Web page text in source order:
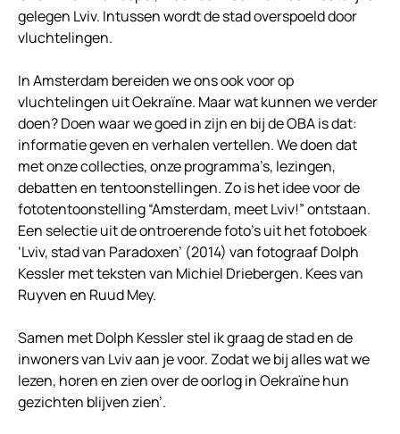
gelegen Lviv. Intussen wordt de stad overspoeld door
vluchtelingen.
In Amsterdam bereiden we ons ook voor op
vluchtelingen uit Oekraïne. Maar wat kunnen we verder
doen? Doen waar we goed in zijn en bij de OBA is dat:
informatie geven en verhalen vertellen. We doen dat
met onze collecties, onze programma’s, lezingen,
debatten en tentoonstellingen. Zo is het idee voor de
fototentoonstelling “Amsterdam, meet Lviv!” ontstaan.
Een selectie uit de ontroerende foto’s uit het fotoboek
‘Lviv, stad van Paradoxen’ (2014) van fotograaf Dolph
Kessler met teksten van Michiel Driebergen. Kees van
Ruyven en Ruud Mey.
Samen met Dolph Kessler stel ik graag de stad en de
inwoners van Lviv aan je voor. Zodat we bij alles wat we
lezen, horen en zien over de oorlog in Oekraïne hun
gezichten blijven zien’.